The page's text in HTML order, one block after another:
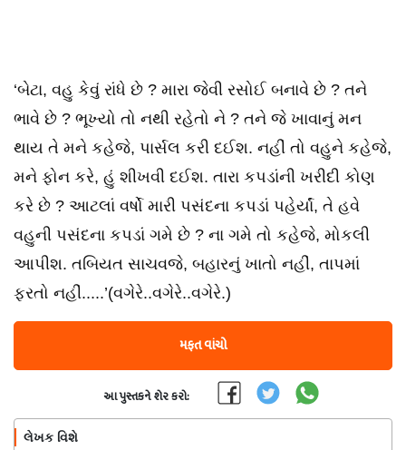
‘બેટા, વહુ કેવું રાંધે છે ? મારા જેવી રસોઈ બનાવે છે ? તને
ભાવે છે ? ભૂખ્યો તો નથી રહેતો ને ? તને જે ખાવાનું મન
થાય તે મને કહેજે, પાર્સલ કરી દઈશ. નહીં તો વહુને કહેજે,
મને ફોન કરે, હું શીખવી દઈશ. તારા કપડાંની ખરીદી કોણ
કરે છે ? આટલાં વર્ષો મારી પસંદના કપડાં પહેર્યાં, તે હવે
વહુની પસંદના કપડાં ગમે છે ? ના ગમે તો કહેજે, મોકલી
આપીશ. તબિયત સાચવજે, બહારનું ખાતો નહીં, તાપમાં
ફરતો નહીં.....’(વગેરે..વગેરે..વગેરે.)
મફત વાંચો
આ પુસ્તકને શેર કરો:
લેખક વિશે